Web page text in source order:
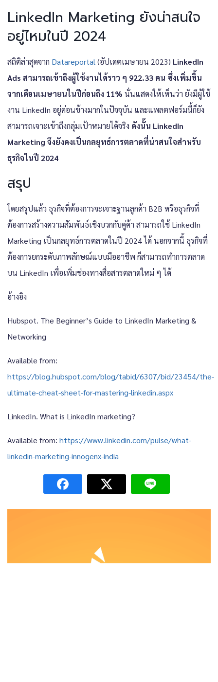
LinkedIn Marketing ยังน่าสนใจ
อยู่ไหมในปี 2024
สถิติล่าสุดจาก Datareportal (อัปเดตเมษายน 2023) LinkedIn
Ads สามารถเข้าถึงผู้ใช้งานได้ราว ๆ 922.33 คน ซึ่งเพิ่มขึ้น
จากเดือนเมษายนในปีก่อนถึง 11% นั่นแสดงให้เห็นว่า ยังมีผู้ใช้
งาน LinkedIn อยู่ค่อนข้างมากในปัจจุบัน และแพลตฟอร์มนี้ก็ยัง
สามารถเจาะเข้าถึงกลุ่มเป้าหมายได้จริง ดังนั้น LinkedIn
Marketing จึงยังคงเป็นกลยุทธ์การตลาดที่น่าสนใจสำหรับ
ธุรกิจในปี 2024
สรุป
โดยสรุปแล้ว ธุรกิจที่ต้องการจะเจาะฐานลูกค้า B2B หรือธุรกิจที่
ต้องการสร้างความสัมพันธ์เชิงบวกกับคู่ค้า สามารถใช้ LinkedIn
Marketing เป็นกลยุทธ์การตลาดในปี 2024 ได้ นอกจากนี้ ธุรกิจที่
ต้องการยกระดับภาพลักษณ์แบบมืออาชีพ ก็สามารถทำการตลาด
บน LinkedIn เพื่อเพิ่มช่องทางสื่อสารตลาดใหม่ ๆ ได้
อ้างอิง
Hubspot. The Beginner’s Guide to LinkedIn Marketing &
Networking
Available from:
https://blog.hubspot.com/blog/tabid/6307/bid/23454/the-
ultimate-cheat-sheet-for-mastering-linkedin.aspx
LinkedIn. What is LinkedIn marketing?
Available from: https://www.linkedin.com/pulse/what-
linkedin-marketing-innogenx-india